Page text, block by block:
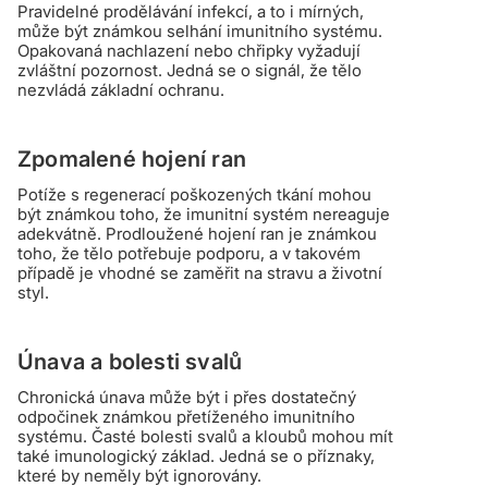
Pravidelné prodělávání infekcí, a to i mírných,
může být známkou selhání imunitního systému.
Opakovaná nachlazení nebo chřipky vyžadují
zvláštní pozornost. Jedná se o signál, že tělo
nezvládá základní ochranu.
Zpomalené hojení ran
Potíže s regenerací poškozených tkání mohou
být známkou toho, že imunitní systém nereaguje
adekvátně. Prodloužené hojení ran je známkou
toho, že tělo potřebuje podporu, a v takovém
případě je vhodné se zaměřit na stravu a životní
styl.
Únava a bolesti svalů
Chronická únava může být i přes dostatečný
odpočinek známkou přetíženého imunitního
systému. Časté bolesti svalů a kloubů mohou mít
také imunologický základ. Jedná se o příznaky,
které by neměly být ignorovány.